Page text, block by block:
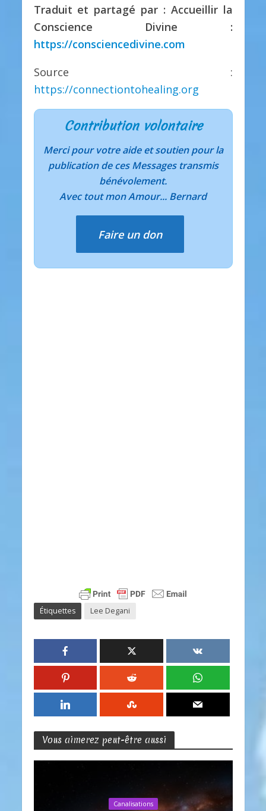
Traduit et partagé par : Accueillir la
Conscience Divine :
https://consciencedivine.com
Source :
https://connectiontohealing.org
Contribution volontaire
Merci pour votre aide et soutien pour la
publication de ces Messages transmis
bénévolement.
Avec tout mon Amour... Bernard
Faire un don
Étiquettes Lee Degani
Vous aimerez peut-être aussi
Canalisations